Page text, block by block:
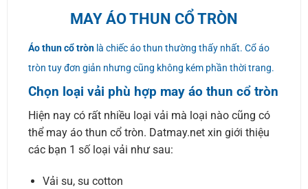
MAY ÁO THUN CỔ TRÒN
Áo thun cổ trònlà chiếc áo thun thường thấy nhất. Cổ áo
tròn tuy đơn giản nhưng cũng không kém phần thời trang.
Chọn loại vải phù hợp may áo thun cổ tròn
Hiện nay có rất nhiều loại vải mà loại nào cũng có
thể may áo thun cổ tròn. Datmay.net xin giới thiệu
các bạn 1 số loại vải như sau:
Vải su, su cotton